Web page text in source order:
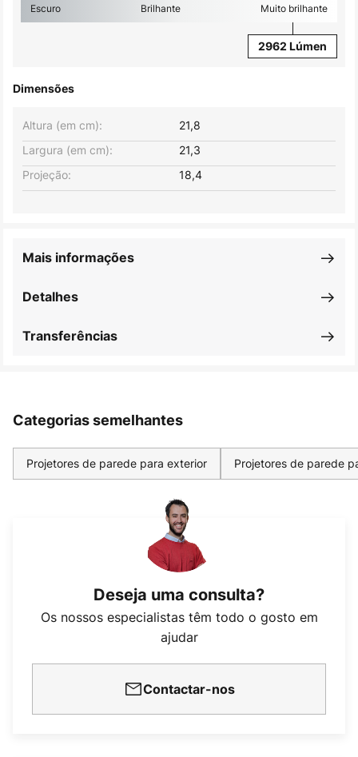
Escuro Brilhante Muito brilhante
2962 Lúmen
Dimensões
Largura (em cm): 21,3
Altura (em cm): 21,8
Projeção: 18,4
Detalhes
Mais informações
Transferências
Categorias semelhantes
Projetores de parede para exterior Projetores de parede
Deseja uma consulta?
Os nossos especialistas têm todo o gosto em
ajudar
Contactar-nos